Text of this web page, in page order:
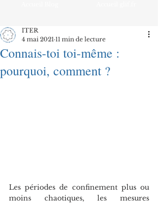
Connais-toi toi-même :
pourquoi, comment ?
ITER
4 mai 2021 11 min de lecture
Les périodes de confinement plus ou
moins chaotiques, les mesures